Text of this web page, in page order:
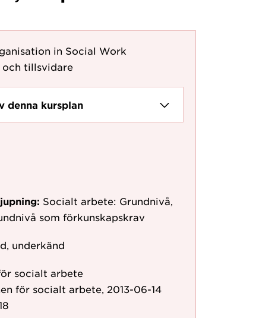
in Social Work
och tillsvidare
denna kursplan
Socialt arbete: Grundnivå,
som förkunskapskrav
underkänd
socialt arbete
för socialt arbete, 2013-06-14